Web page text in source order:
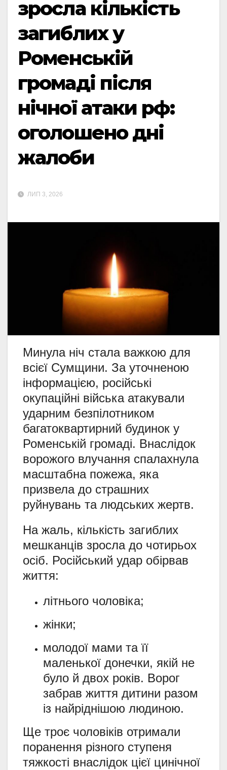
зросла кількість
загиблих у
Роменській
громаді після
нічної атаки рф:
оголошено дні
жалоби
ЛИП 3, 2026
Минула ніч стала важкою для
всієї Сумщини. За уточненою
інформацією, російські
окупаційні війська атакували
ударним безпілотником
багатоквартирний будинок у
Роменській громаді. Внаслідок
ворожого влучання спалахнула
масштабна пожежа, яка
призвела до страшних
руйнувань та людських жертв.
На жаль, кількість загиблих
мешканців зросла до чотирьох
осіб. Російський удар обірвав
життя:
літнього чоловіка;
жінки;
молодої мами та її
маленької донечки, якій не
було й двох років. Ворог
забрав життя дитини разом
із найріднішою людиною.
Ще троє чоловіків отримали
поранення різного ступеня
тяжкості внаслідок цієї цинічної